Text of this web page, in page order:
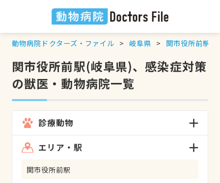
動物病院ドクターズ・ファイル 岐阜県 関市役所前駅
関市役所前駅(岐阜県)、感染症対策
の獣医・動物病院一覧
診療動物
エリア・駅
関市役所前駅